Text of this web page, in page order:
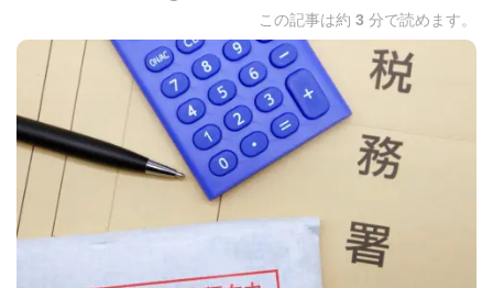
この記事は約 3 分で読めます。